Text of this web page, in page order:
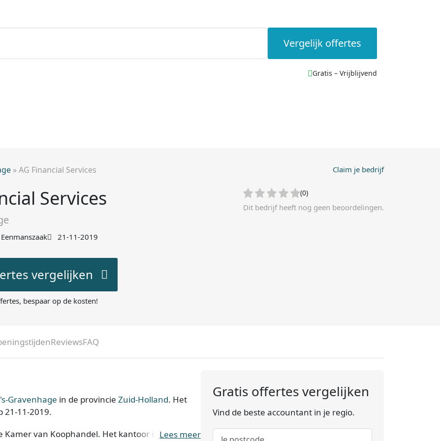
Vergelijk offertes
Gratis – Vrijblijvend
»AG Financial Services Claim je bedrijf
Services
Eenmanszaak 21-11-2019
(0)
Dit bedrijf heeft nog geen beoordelingen.
vergelijken
bespaar op de kosten!
ReviewsFAQ
Gravenhage in de provincie Zuid-Holland. Het
21-11-2019.
Kamer van Koophandel. Het kantoor is bij de KvK
Lees meer
Gratis offertes vergelijken
Vind de beste accountant in je regio.